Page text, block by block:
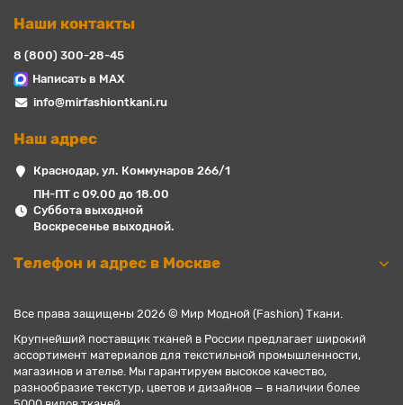
Наши контакты
8 (800) 300-28-45
Написать в MAX
info@mirfashiontkani.ru
Наш адрес
Краснодар, ул. Коммунаров 266/1
ПН-ПТ с 09.00 до 18.00
Суббота выходной
Воскресенье выходной.
Телефон и адрес в Москве
Все права защищены 2026 © Мир Модной (Fashion) Ткани.
Крупнейший поставщик тканей в России предлагает широкий
ассортимент материалов для текстильной промышленности,
магазинов и ателье. Мы гарантируем высокое качество,
разнообразие текстур, цветов и дизайнов — в наличии более